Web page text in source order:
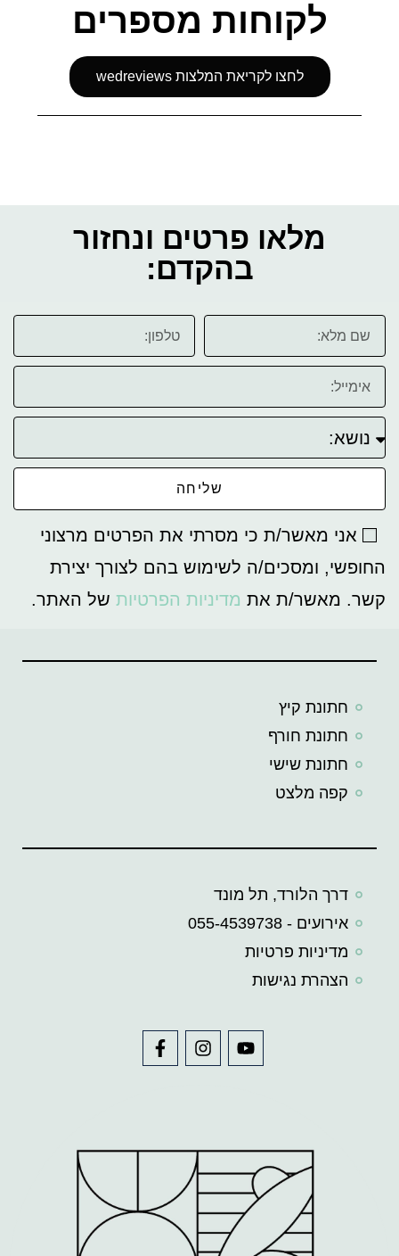
לקוחות מספרים
לחצו לקריאת המלצות wedreviews
מלאו פרטים ונחזור
בהקדם:
אני מאשר/ת כי מסרתי את הפרטים מרצוני
החופשי, ומסכים/ה לשימוש בהם לצורך יצירת
קשר. מאשר/ת את מדיניות הפרטיות של האתר.
שליחה
חתונת קיץ
חתונת חורף
חתונת שישי
קפה מלצט
דרך הלורד, תל מונד
אירועים - 055-4539738
מדיניות פרטיות
הצהרת נגישות